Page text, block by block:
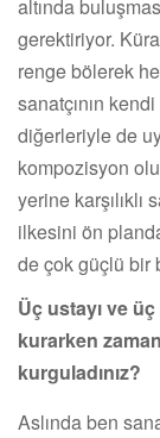
altında
gerektiriyor.
renge bölerek
sanatçının
diğerleriyle de
kompozisyon
yerine karşılıklı
ilkesini ön
de çok güçlü bir
Üç ustayı ve
kurarken
kurguladınız?
Aslında ben